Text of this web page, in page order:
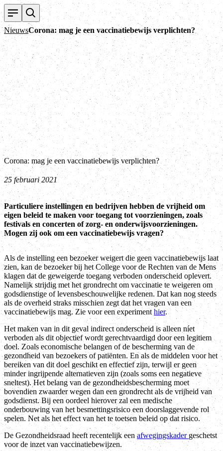
NieuwsCorona: mag je een vaccinatiebewijs verplichten?
Corona: mag je een vaccinatiebewijs verplichten?
25 februari 2021
Particuliere instellingen en bedrijven hebben de vrijheid om
eigen beleid te maken voor toegang tot voorzieningen, zoals
festivals en concerten of zorg- en onderwijsvoorzieningen.
Mogen zij ook om een vaccinatiebewijs vragen?
Als de instelling een bezoeker weigert die geen vaccinatiebewijs laat
zien, kan de bezoeker bij het College voor de Rechten van de Mens
klagen dat de geweigerde toegang verboden onderscheid oplevert.
Namelijk strijdig met het grondrecht om vaccinatie te weigeren om
godsdienstige of levensbeschouwelijke redenen. Dat kan nog steeds
als de overheid straks misschien zegt dat het vragen van een
vaccinatiebewijs mag. Zie voor een experimenthier.
Het maken van in dit geval indirect onderscheid is alleen níet
verboden als dit objectief wordt gerechtvaardigd door een legitiem
doel. Zoals economische belangen of de bescherming van de
gezondheid van bezoekers of patiënten. En als de middelen voor het
bereiken van dit doel geschikt en effectief zijn, terwijl er geen
minder ingrijpende alternatieven zijn (zoals soms een negatieve
sneltest). Het belang van de gezondheidsbescherming moet
bovendien zwaarder wegen dan een grondrecht als de vrijheid van
godsdienst. Bij een oordeel hierover zal een medische
onderbouwing van het besmettingsrisico een doorslaggevende rol
spelen. Net als het effect van het te toetsen beleid op dat risico.
De Gezondheidsraad heeft recentelijk eenafwegingskadergeschetst
voor de inzet van vaccinatiebewijzen.